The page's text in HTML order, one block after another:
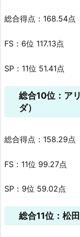
総合得点：168.54点
FS：6位 117.13点
SP：11位 51.41点
総合10位：ア
ダ）
総合得点：158.29点
FS：11位 99.27点
SP：9位 59.02点
総合11位：松